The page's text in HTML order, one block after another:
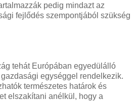
pedig mindazt az
fejlődés szempontjából szükség
tehát Európában egyedülálló
egységgel rendelkezik.
természetes határok és
elszakítani anélkül, hogy a